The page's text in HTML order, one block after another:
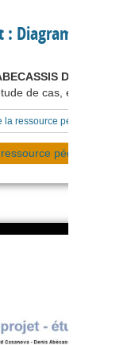
Diagramme de
Denis
de cas, exercice
ressource pédagogique
pédagogique